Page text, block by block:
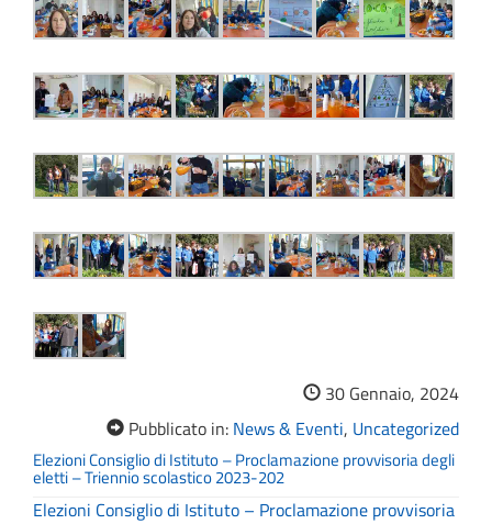
30 Gennaio, 2024
Pubblicato in: News & Eventi, Uncategorized
Elezioni Consiglio di Istituto – Proclamazione provvisoria degli
eletti – Triennio scolastico 2023-202
Elezioni Consiglio di Istituto – Proclamazione provvisoria